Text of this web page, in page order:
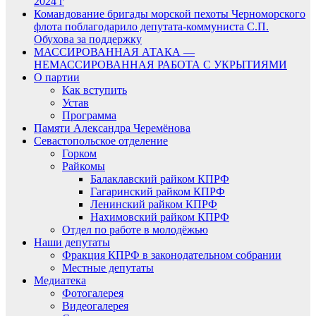
Командование бригады морской пехоты Черноморского
флота поблагодарило депутата-коммуниста С.П.
Обухова за поддержку
МАССИРОВАННАЯ АТАКА —
НЕМАССИРОВАННАЯ РАБОТА С УКРЫТИЯМИ
О партии
Как вступить
Устав
Программа
Памяти Александра Черемёнова
Севастопольское отделение
Горком
Райкомы
Балаклавский райком КПРФ
Гагаринский райком КПРФ
Ленинский райком КПРФ
Нахимовский райком КПРФ
Отдел по работе в молодёжью
Наши депутаты
Фракция КПРФ в законодательном собрании
Местные депутаты
Медиатека
Фотогалерея
Видеогалерея